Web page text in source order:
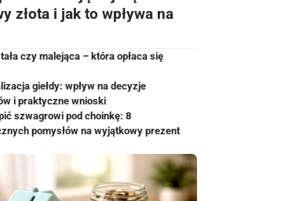
złota i jak to wpływa na
czy malejąca – która opłaca się
giełdy: wpływ na decyzje
i praktyczne wnioski
szwagrowi pod choinkę: 8
pomysłów na wyjątkowy prezent